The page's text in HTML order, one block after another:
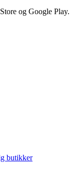
og Google Play.
butikker